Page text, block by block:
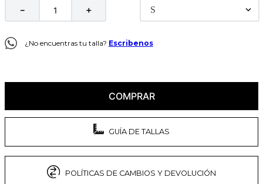
＋
－ S
¿No encuentras tu talla? Escribenos
COMPRAR
GUÍA DE TALLAS
POLÍTICAS DE CAMBIOS Y DEVOLUCIÓN